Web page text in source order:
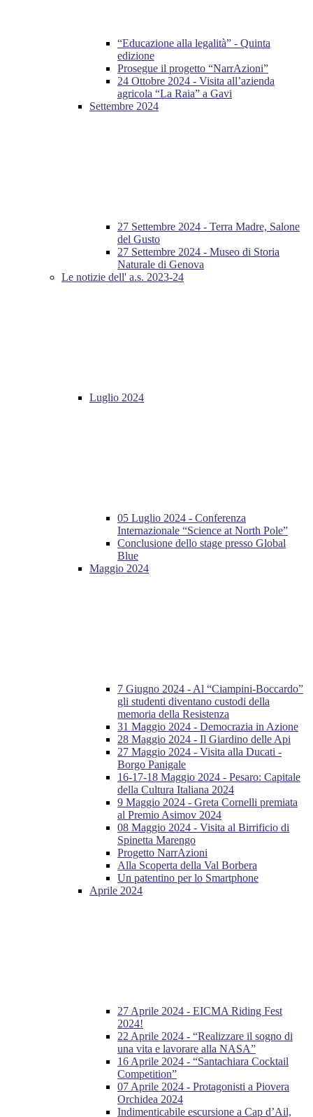
“Educazione alla legalità” - Quinta
edizione
Prosegue il progetto “NarrAzioni”
24 Ottobre 2024 - Visita all’azienda
agricola “La Raia” a Gavi
Settembre 2024
27 Settembre 2024 - Terra Madre, Salone
del Gusto
27 Settembre 2024 - Museo di Storia
Naturale di Genova
Le notizie dell' a.s. 2023-24
Luglio 2024
05 Luglio 2024 - Conferenza
Internazionale “Science at North Pole”
Conclusione dello stage presso Global
Blue
Maggio 2024
7 Giugno 2024 - Al “Ciampini-Boccardo”
gli studenti diventano custodi della
memoria della Resistenza
31 Maggio 2024 - Democrazia in Azione
28 Maggio 2024 - Il Giardino delle Api
27 Maggio 2024 - Visita alla Ducati -
Borgo Panigale
16-17-18 Maggio 2024 - Pesaro: Capitale
della Cultura Italiana 2024
9 Maggio 2024 - Greta Cornelli premiata
al Premio Asimov 2024
08 Maggio 2024 - Visita al Birrificio di
Spinetta Marengo
Progetto NarrAzioni
Alla Scoperta della Val Borbera
Un patentino per lo Smartphone
Aprile 2024
27 Aprile 2024 - EICMA Riding Fest
2024!
22 Aprile 2024 - “Realizzare il sogno di
una vita e lavorare alla NASA”
16 Aprile 2024 - “Santachiara Cocktail
Competition”
07 Aprile 2024 - Protagonisti a Piovera
Orchidea 2024
Indimenticabile escursione a Cap d’Ail,